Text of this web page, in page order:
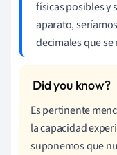
físicas posibles y
aparato,
decimales que
Es pertinente
la capacidad
suponemos que